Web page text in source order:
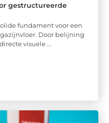
gestructureerde
fundament voor een
Door belijning
visuele ...